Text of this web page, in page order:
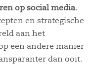
op social media.
en strategische
aan het
een andere manier
dan ooit.